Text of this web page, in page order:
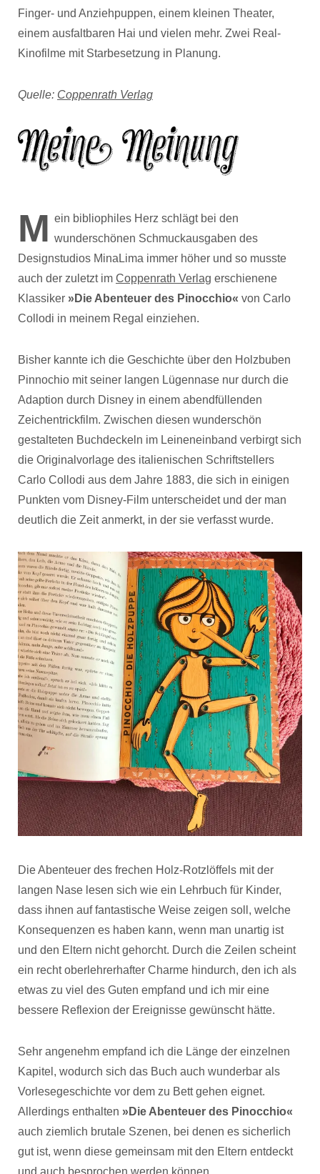
Finger- und Anziehpuppen, einem kleinen Theater,
einem ausfaltbaren Hai und vielen mehr. Zwei Real-
Kinofilme mit Starbesetzung in Planung.
Quelle: Coppenrath Verlag
M ein bibliophiles Herz schlägt bei den
wunderschönen Schmuckausgaben des
Designstudios MinaLima immer höher und so musste
auch der zuletzt im Coppenrath Verlag erschienene
Klassiker »Die Abenteuer des Pinocchio« von Carlo
Collodi in meinem Regal einziehen.
Bisher kannte ich die Geschichte über den Holzbuben
Pinnochio mit seiner langen Lügennase nur durch die
Adaption durch Disney in einem abendfüllenden
Zeichentrickfilm. Zwischen diesen wunderschön
gestalteten Buchdeckeln im Leineneinband verbirgt sich
die Originalvorlage des italienischen Schriftstellers
Carlo Collodi aus dem Jahre 1883, die sich in einigen
Punkten vom Disney-Film unterscheidet und der man
deutlich die Zeit anmerkt, in der sie verfasst wurde.
Die Abenteuer des frechen Holz-Rotzlöffels mit der
langen Nase lesen sich wie ein Lehrbuch für Kinder,
dass ihnen auf fantastische Weise zeigen soll, welche
Konsequenzen es haben kann, wenn man unartig ist
und den Eltern nicht gehorcht. Durch die Zeilen scheint
ein recht oberlehrerhafter Charme hindurch, den ich als
etwas zu viel des Guten empfand und ich mir eine
bessere Reflexion der Ereignisse gewünscht hätte.
Sehr angenehm empfand ich die Länge der einzelnen
Kapitel, wodurch sich das Buch auch wunderbar als
Vorlesegeschichte vor dem zu Bett gehen eignet.
Allerdings enthalten »Die Abenteuer des Pinocchio«
auch ziemlich brutale Szenen, bei denen es sicherlich
gut ist, wenn diese gemeinsam mit den Eltern entdeckt
und auch besprochen werden können.